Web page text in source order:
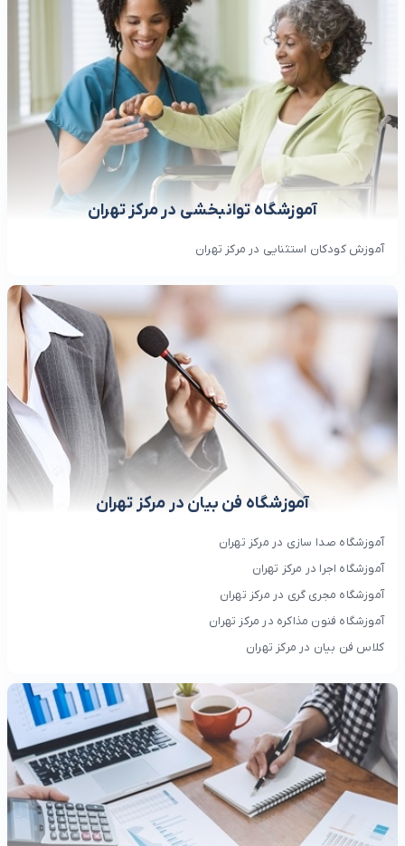
آموزشگاه توانبخشی در مرکز تهران
آموزش کودکان استثنایی در مرکز تهران
آموزشگاه فن بیان در مرکز تهران
آموزشگاه صدا سازی در مرکز تهران
آموزشگاه اجرا در مرکز تهران
آموزشگاه مجری گری در مرکز تهران
آموزشگاه فنون مذاکره در مرکز تهران
کلاس فن بیان در مرکز تهران